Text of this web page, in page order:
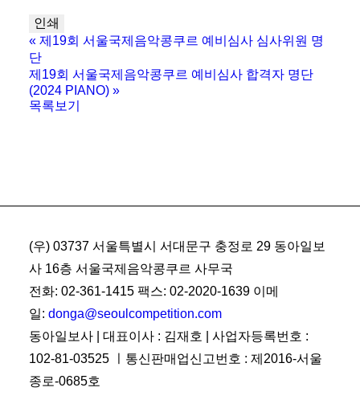
인쇄
« 제19회 서울국제음악콩쿠르 예비심사 심사위원 명
단
제19회 서울국제음악콩쿠르 예비심사 합격자 명단
(2024 PIANO) »
목록보기
(우) 03737 서울특별시 서대문구 충정로 29 동아일보
사 16층 서울국제음악콩쿠르 사무국
전화: 02-361-1415 팩스: 02-2020-1639 이메
일: donga@seoulcompetition.com
동아일보사 | 대표이사 : 김재호 | 사업자등록번호 :
102-81-03525 ㅣ통신판매업신고번호 : 제2016-서울
종로-0685호